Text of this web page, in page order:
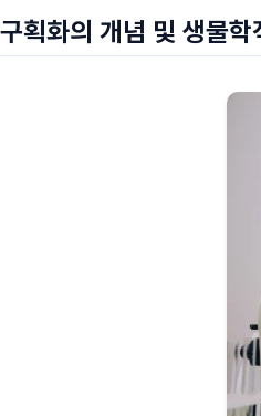
획화의 개념 및 생물학